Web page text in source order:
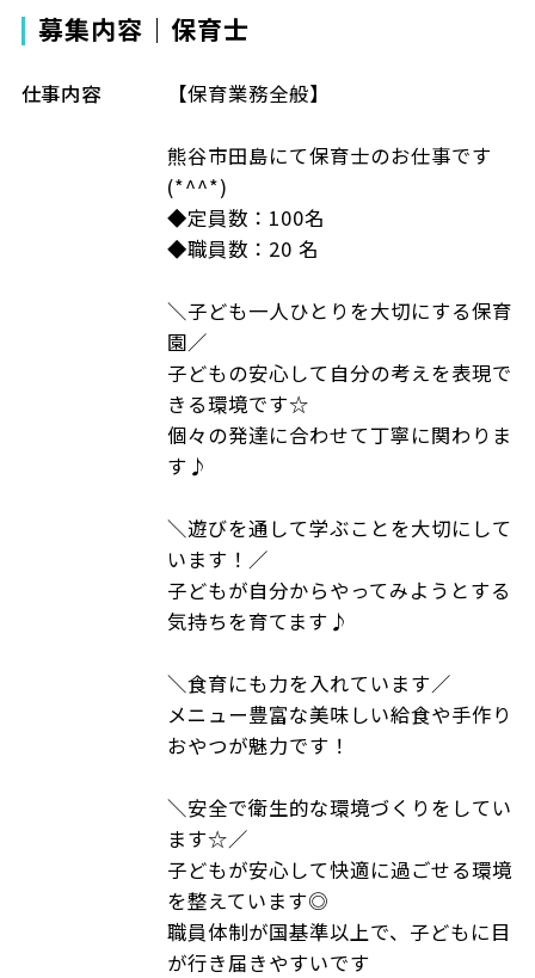
募集内容｜保育士
仕事内容 【保育業務全般】
熊谷市田島にて保育士のお仕事です
(*^^*)
◆定員数：100名
◆職員数：20 名
＼子ども一人ひとりを大切にする保育
園／
子どもの安心して自分の考えを表現で
きる環境です☆
個々の発達に合わせて丁寧に関わりま
す♪
＼遊びを通して学ぶことを大切にして
います！／
子どもが自分からやってみようとする
気持ちを育てます♪
＼食育にも力を入れています／
メニュー豊富な美味しい給食や手作り
おやつが魅力です！
＼安全で衛生的な環境づくりをしてい
ます☆／
子どもが安心して快適に過ごせる環境
を整えています◎
職員体制が国基準以上で、子どもに目
が行き届きやすいです